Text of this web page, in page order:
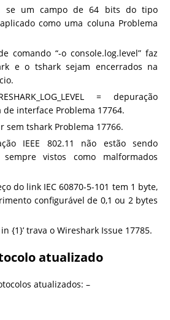
se um campo de 64 bits do tipo
aplicado como uma coluna Problema
comando “-o console.log.level” faz
e o tshark sejam encerrados na
= depuração
interface Problema 17764.
sem tshark Problema 17766.
IEEE 802.11 não estão sendo
vistos como malformados
do link IEC 60870-5-101 tem 1 byte,
configurável de 0,1 ou 2 bytes
{1}’ trava o Wireshark Issue 17785.
atualizado
atualizados: –